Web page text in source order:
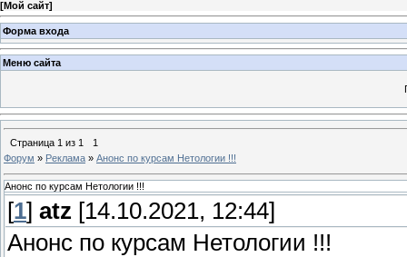
[Мой сайт]
Форма входа
Меню сайта
Страница 1 из 1
1
Форум » Реклама » Анонс по курсам Нетологии !!!
Анонс по курсам Нетологии !!!
[1] atz [14.10.2021, 12:44]
Анонс по курсам Нетологии !!!